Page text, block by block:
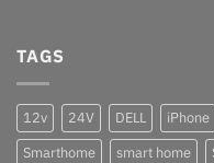
TAGS
12v 24V DELL iPhone
Smarthome
smart home